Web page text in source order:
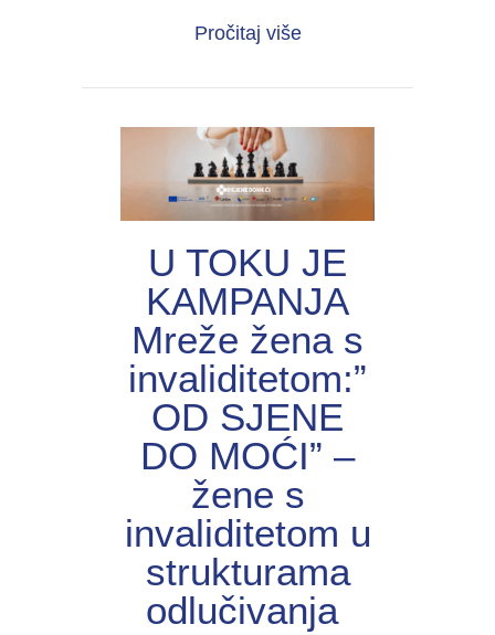
Pročitaj višeabout UNIJА
U TOKU JE
KAMPANJA
Mreže žena s
invaliditetom:”
OD SJENE
DO MOĆI” –
žene s
invaliditetom u
strukturama
odlučivanja